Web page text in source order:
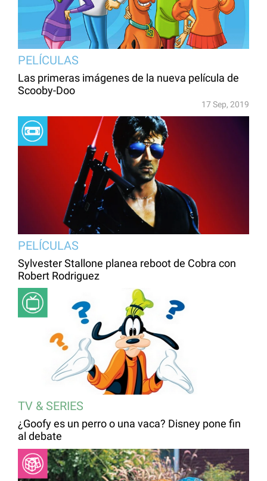
PELÍCULAS
Las primeras imágenes de la nueva película de
Scooby-Doo
17 Sep, 2019
PELÍCULAS
Sylvester Stallone planea reboot de Cobra con
Robert Rodriguez
TV & SERIES
¿Goofy es un perro o una vaca? Disney pone fin
al debate